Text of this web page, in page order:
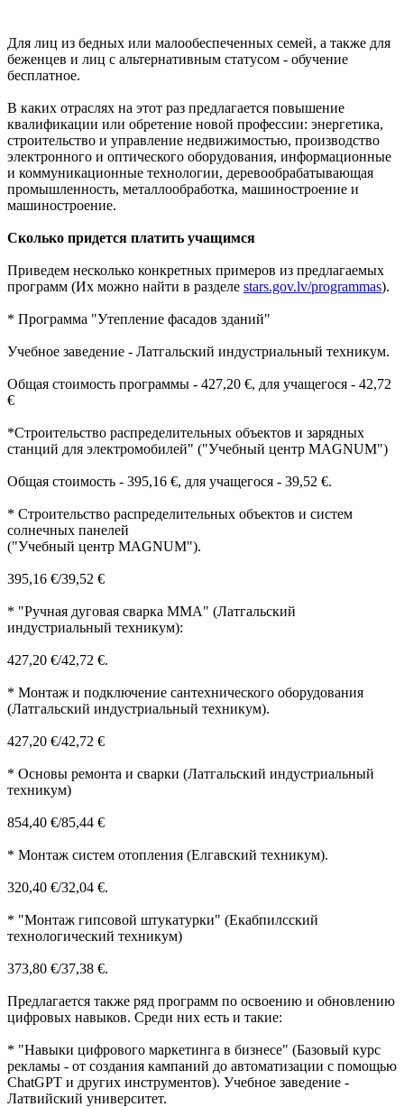
Для лиц из бедных или малообеспеченных семей, а также для
беженцев и лиц с альтернативным статусом - обучение
бесплатное.
В каких отраслях на этот раз предлагается повышение
квалификации или обретение новой профессии: энергетика,
строительство и управление недвижимостью, производство
электронного и оптического оборудования, информационные
и коммуникационные технологии, деревообрабатывающая
промышленность, металлообработка, машиностроение и
машиностроение.
Сколько придется платить учащимся
Приведем несколько конкретных примеров из предлагаемых
программ (Их можно найти в разделе stars.gov.lv/programmas).
* Программа "Утепление фасадов зданий"
Учебное заведение - Латгальский индустриальный техникум.
Общая стоимость программы - 427,20 €, для учащегося - 42,72
€
*Строительство распределительных объектов и зарядных
станций для электромобилей" ("Учебный центр MAGNUM")
Общая стоимость - 395,16 €, для учащегося - 39,52 €.
* Строительство распределительных объектов и систем
солнечных панелей
("Учебный центр MAGNUM").
395,16 €/39,52 €
* "Ручная дуговая сварка ММА" (Латгальский
индустриальный техникум):
427,20 €/42,72 €.
* Монтаж и подключение сантехнического оборудования
(Латгальский индустриальный техникум).
427,20 €/42,72 €
* Основы ремонта и сварки (Латгальский индустриальный
техникум)
854,40 €/85,44 €
* Монтаж систем отопления (Елгавский техникум).
320,40 €/32,04 €.
* "Монтаж гипсовой штукатурки" (Екабпилсский
технологический техникум)
373,80 €/37,38 €.
Предлагается также ряд программ по освоению и обновлению
цифровых навыков. Среди них есть и такие:
* "Навыки цифрового маркетинга в бизнесе" (Базовый курс
рекламы - от создания кампаний до автоматизации с помощью
ChatGPT и других инструментов). Учебное заведение -
Латвийский университет.